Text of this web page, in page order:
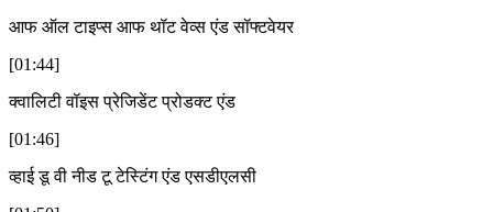
आफ ऑल टाइप्स आफ थॉट वेव्स एंड सॉफ्टवेयर
[01:44]
क्वालिटी वॉइस प्रेजिडेंट प्रोडक्ट एंड
[01:46]
व्हाई डू वी नीड टू टेस्टिंग एंड एसडीएलसी